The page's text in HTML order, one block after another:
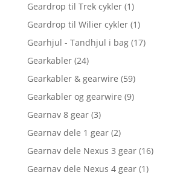
Geardrop til Trek cykler (1)
Geardrop til Wilier cykler (1)
Gearhjul - Tandhjul i bag (17)
Gearkabler (24)
Gearkabler & gearwire (59)
Gearkabler og gearwire (9)
Gearnav 8 gear (3)
Gearnav dele 1 gear (2)
Gearnav dele Nexus 3 gear (16)
Gearnav dele Nexus 4 gear (1)